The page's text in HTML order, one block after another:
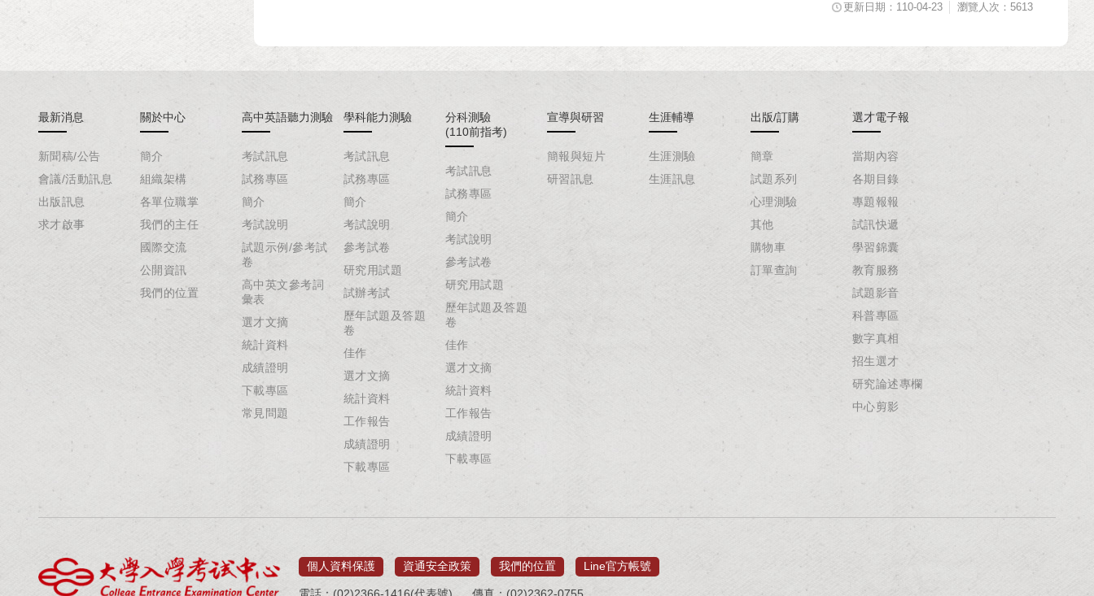
更新日期：110-04-23 瀏覽人次：5613
最新消息
新聞稿/公告
會議/活動訊息
出版訊息
求才啟事
關於中心
簡介
組織架構
各單位職掌
我們的主任
國際交流
公開資訊
我們的位置
高中英語聽力測驗
考試訊息
試務專區
簡介
考試說明
試題示例/參考試
卷
高中英文參考詞
彙表
選才文摘
統計資料
成績證明
下載專區
常見問題
學科能力測驗
考試訊息
試務專區
簡介
考試說明
參考試卷
研究用試題
試辦考試
歷年試題及答題
卷
佳作
選才文摘
統計資料
工作報告
成績證明
下載專區
分科測驗
(110前指考)
考試訊息
試務專區
簡介
考試說明
參考試卷
研究用試題
歷年試題及答題
卷
佳作
選才文摘
統計資料
工作報告
成績證明
下載專區
宣導與研習
簡報與短片
研習訊息
生涯輔導
生涯測驗
生涯訊息
出版/訂購
簡章
試題系列
心理測驗
其他
購物車
訂單查詢
選才電子報
當期內容
各期目錄
專題報報
試訊快遞
學習錦囊
教育服務
試題影音
科普專區
數字真相
招生選才
研究論述專欄
中心剪影
個人資料保護 資通安全政策 我們的位置 Line官方帳號